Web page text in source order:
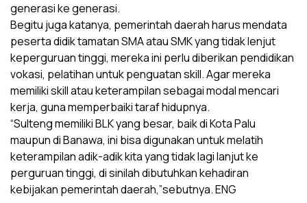
generasi ke generasi.
Begitu juga katanya, pemerintah daerah harus mendata
peserta didik tamatan SMA atau SMK yang tidak lenjut
keperguruan tinggi, mereka ini perlu diberikan pendidikan
vokasi, pelatihan untuk penguatan skill. Agar mereka
memiliki skill atau keterampilan sebagai modal mencari
kerja, guna memperbaiki taraf hidupnya.
“Sulteng memiliki BLK yang besar, baik di Kota Palu
maupun di Banawa, ini bisa digunakan untuk melatih
keterampilan adik-adik kita yang tidak lagi lanjut ke
perguruan tinggi, di sinilah dibutuhkan kehadiran
kebijakan pemerintah daerah,”sebutnya. ENG